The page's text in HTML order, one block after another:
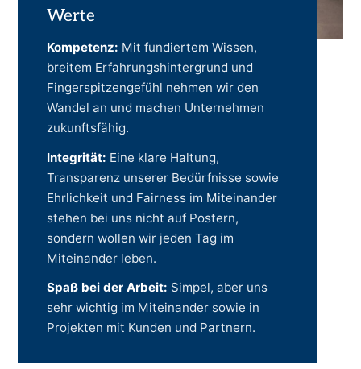
Werte
Kompetenz: Mit fundiertem Wissen,
breitem Erfahrungshintergrund und
Fingerspitzengefühl nehmen wir den
Wandel an und machen Unternehmen
zukunftsfähig.
Integrität: Eine klare Haltung,
Transparenz unserer Bedürfnisse sowie
Ehrlichkeit und Fairness im Miteinander
stehen bei uns nicht auf Postern,
sondern wollen wir jeden Tag im
Miteinander leben.
Spaß bei der Arbeit: Simpel, aber uns
sehr wichtig im Miteinander sowie in
Projekten mit Kunden und Partnern.